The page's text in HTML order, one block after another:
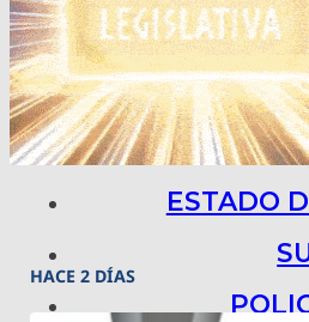
BAJO LA LUPA
RASTROS Y ROSTROS
VÍNCULOS ANIMALES
ESTADO
HACE 2 DÍAS